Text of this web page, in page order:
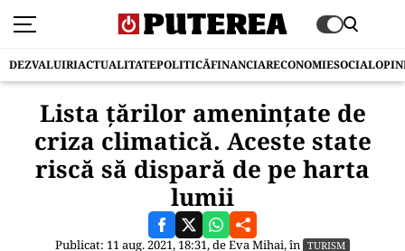
DEZVALUIRIACTUALITATEPOLITICĂFINANCIARECONOMIESOCIAL
Lista țărilor amenințate de
criza climatică. Aceste state
riscă să dispară de pe harta
lumii
Publicat: 11 aug. 2021, 18:31, deEva Mihai, în TURISM